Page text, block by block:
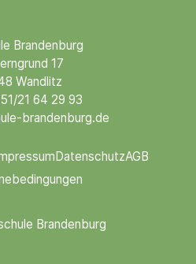
Brandenburg
17
Wandlitz
21 64 29 93
brandenburg.de
DatenschutzAGB
Brandenburg